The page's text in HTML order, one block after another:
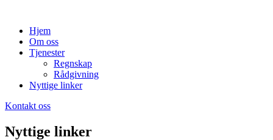
Hjem
Om oss
Tjenester
Regnskap
Rådgivning
Nyttige linker
Kontakt oss
Nyttige linker